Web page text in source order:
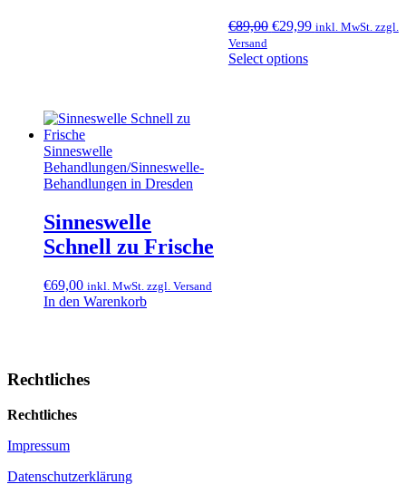
€89,00 Ursprünglicher
war:
€29,99Aktueller
inkl. MwSt. zzgl.
Versand
Select options
Sinneswelle
Behandlungen/Sinneswelle-
Behandlungen in Dresden
Sinneswelle
Schnell zu Frische
€69,00 inkl. MwSt. zzgl. Versand
In den Warenkorb
Rechtliches
Rechtliches
Impressum
Datenschutzerklärung